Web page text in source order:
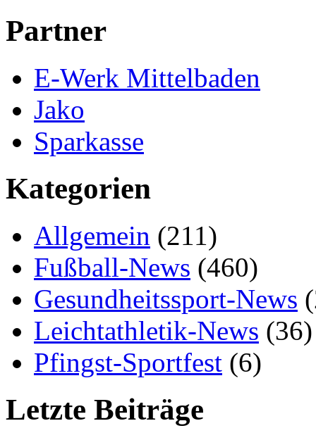
Partner
E-Werk Mittelbaden
Jako
Sparkasse
Kategorien
Allgemein (211)
Fußball-News (460)
Gesundheitssport-News
Leichtathletik-News (36)
Pfingst-Sportfest (6)
Letzte Beiträge